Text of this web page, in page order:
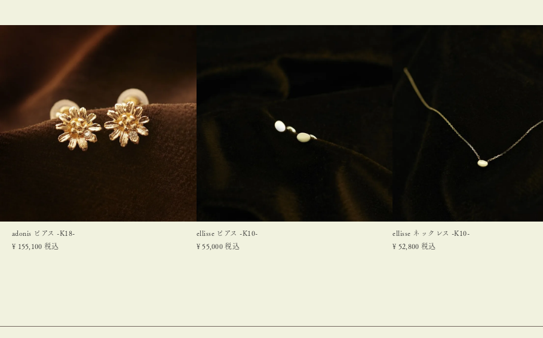
adonis ピアス -K18-
¥ 155,100 税込
ellisse ピアス -K10-
¥ 55,000 税込
ellisse ネックレス -K10-
¥ 52,800 税込